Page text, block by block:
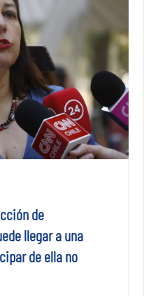
de
llegar a una
de ella no